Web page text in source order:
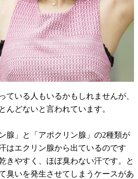
ている人もいるかもしれませんが、
んどないと言われています。
腺」と「アポクリン腺」の2種類が
はエクリン腺から出ているのです
きやすく、ほぼ臭わない汗です。と
臭いを発生させてしまうケースがあ